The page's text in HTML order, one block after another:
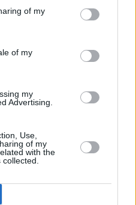
tiene el derecho de
preferencias se aplicarán
nuevo en este sitio web o
of my
of my
my
Advertising.
Use,
of my
with the